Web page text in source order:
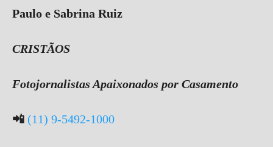
Paulo e Sabrina Ruiz
CRISTÃOS
Fotojornalistas Apaixonados por Casamento
📲 (11) 9-5492-1000